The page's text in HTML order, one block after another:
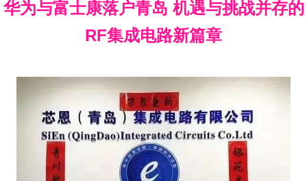
华为与富士康落户青岛 机遇与挑战并存的
RF集成电路新篇章